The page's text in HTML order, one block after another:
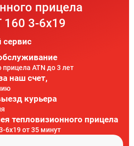
прицела
160 3-6x19
прицела ATN до 3 лет
наш счет,
курьера
тепловизионного прицела
6x19 от 35 минут